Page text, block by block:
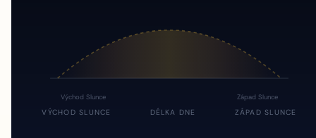
Východ Slunce Západ Slunce
VÝCHOD SLUNCE DÉLKA DNE ZÁPAD SLUNCE